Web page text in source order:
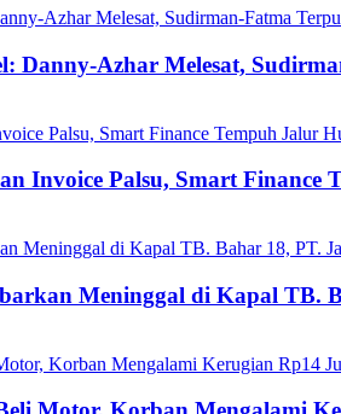
Danny-Azhar Melesat,
Invoice Palsu, Smart Finance
Meninggal di Kapal TB.